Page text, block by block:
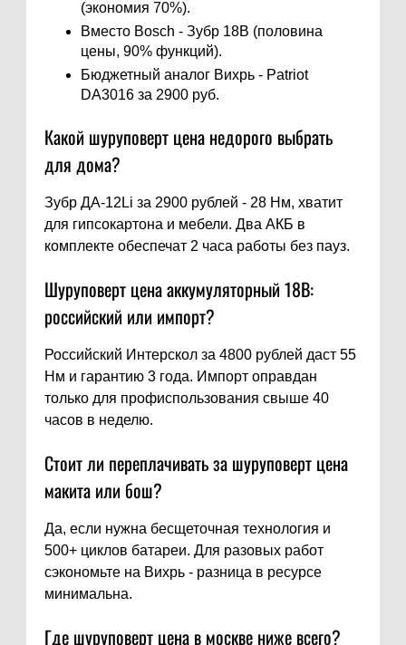
(экономия 70%).
Вместо Bosch - Зубр 18В (половина
цены, 90% функций).
Бюджетный аналог Вихрь - Patriot
DA3016 за 2900 руб.
Какой шуруповерт цена недорого выбрать
для дома?
Зубр ДА-12Li за 2900 рублей - 28 Нм, хватит
для гипсокартона и мебели. Два АКБ в
комплекте обеспечат 2 часа работы без пауз.
Шуруповерт цена аккумуляторный 18В:
российский или импорт?
Российский Интерскол за 4800 рублей даст 55
Нм и гарантию 3 года. Импорт оправдан
только для профиспользования свыше 40
часов в неделю.
Стоит ли переплачивать за шуруповерт цена
макита или бош?
Да, если нужна бесщеточная технология и
500+ циклов батареи. Для разовых работ
сэкономьте на Вихрь - разница в ресурсе
минимальна.
Где шуруповерт цена в москве ниже всего?